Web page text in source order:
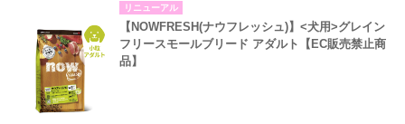
リニューアル
【NOWFRESH(ナウフレッシュ)】<犬用>グレイン
フリースモールブリード アダルト【EC販売禁止商
品】